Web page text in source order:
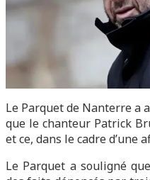
Le Parquet de Nanterre a
que le chanteur Patrick
et ce, dans le cadre d’une
Le Parquet a souligné